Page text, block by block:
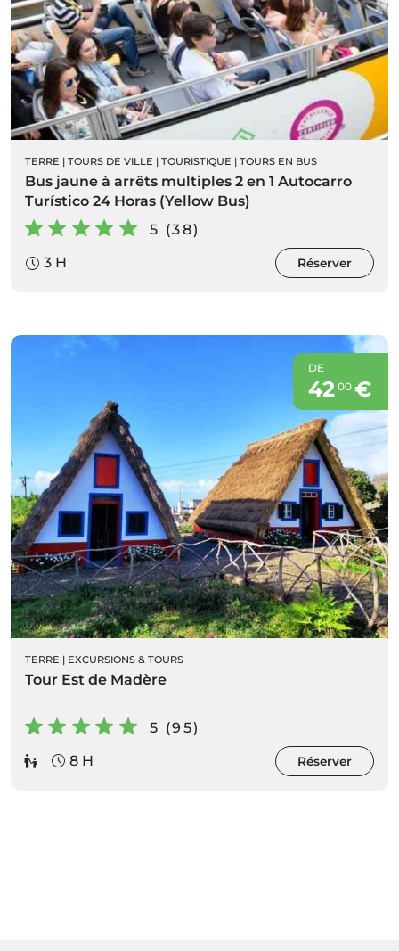
TERRE | TOURS DE VILLE | TOURISTIQUE | TOURS EN BUS
Bus jaune à arrêts multiples 2 en 1 Autocarro
Turístico 24 Horas (Yellow Bus)
5 (38)
3 H
Réserver
DE
42 00€
TERRE | EXCURSIONS & TOURS
Tour Est de Madère
5 (95)
8 H
Réserver